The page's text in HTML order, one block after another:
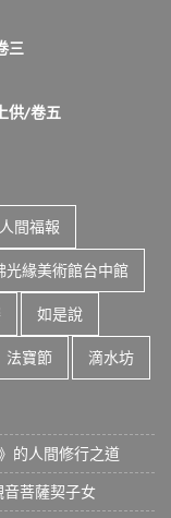
三
供/卷五
人間福報
光緣美術館台中館
如是說
法寶節 滴水坊
的人間修行之道
菩薩契子女